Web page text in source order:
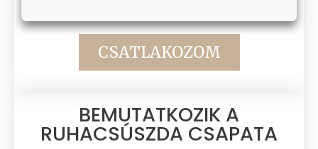
CSATLAKOZOM
BEMUTATKOZIK A
RUHACSÚSZDA CSAPATA​